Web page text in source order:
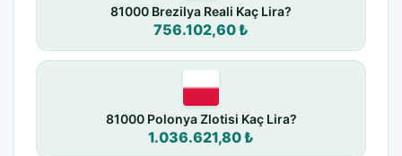
81000 Brezilya Reali Kaç Lira?
756.102,60 ₺
81000 Polonya Zlotisi Kaç Lira?
1.036.621,80 ₺